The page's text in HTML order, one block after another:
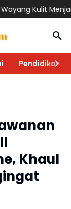
Perjalanan
Pendidikan
Khaul